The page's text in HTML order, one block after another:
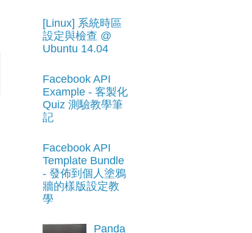
[Linux] 系統時區
設定與檢查 @
Ubuntu 14.04
Facebook API
Example - 客製化
Quiz 測驗教學筆
記
Facebook API
Template Bundle
- 發佈到個人塗鴉
牆的樣版設定教
學
Panda